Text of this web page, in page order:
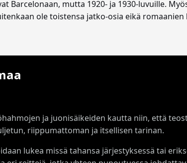
Barcelonaan, mutta 1920- ja 1930-luvuille.
ole toistensa jatko-osia eikä
ja juonisäikeiden kautta niin, että
riippumattoman ja itsellisen tarinan.
lukea missä tahansa järjestyksessä tai